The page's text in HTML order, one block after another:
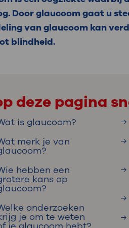
Uw
Uw
Werken
Contact
uit, zodat u zelf meer
helpen.
Door glaucoom gaat u
van glaucoom kan
blindheid.
deze pagina
is glaucoom?
merk je van
hebben een
kans op
onderzoeken
je om te weten